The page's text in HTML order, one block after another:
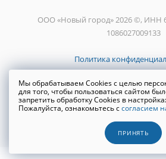
ООО «Новый город» 2026 ©, ИНН
1086027009133
Политика
Создание сайта
Мы обрабатываем Cookies с целью
для того, чтобы пользоваться сайтом
запретить обработку Cookies в
Пожалуйста, ознакомьтесь ссогласием
ПРИНЯТЬ